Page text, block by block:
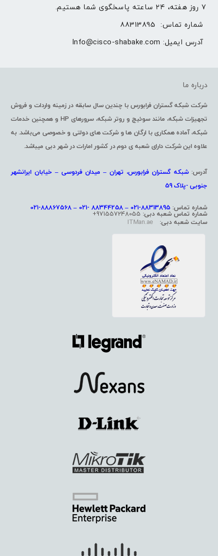
۷ روز هفته، ۲۴ ساعته پاسخگوی شما هستیم.
شماره تماس: 88313895
آدرس ایمیل: Info@cisco-shabake.com
درباره ما
شرکت شبکه گستران فرابورس با چندین سال سابقه در زمینه واردات و فروش
تجهیزات شبکه، مانند سوئیچ و روتر شبکه، سرورهای HP و همچنین خدمات
شبکه، آماده همکاری با ارگان ها و شرکت های دولتی و خصوصی می‌باشد. به
علاوه این شرکت دارای شعبه ی دوم در کشور امارات در شهر دبی میباشد.
آدرس:شبکه گستران فرابورس، تهران – میدان فردوسی – خیابان ایرانشهر
جنوبی -پلاک 59
شماره تماس: 88313895-021 – 88344258 -021 – 88867568-021
شماره تماس شعبه دبی:
سایت شعبه دبی: ITMan.ae